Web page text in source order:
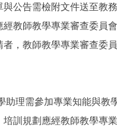
與公告需檢附文件送至教
經教師教學專業審查委員
，教師教學專業審查委
助理需參加專業知能與教
培訓規劃應經教師教學專